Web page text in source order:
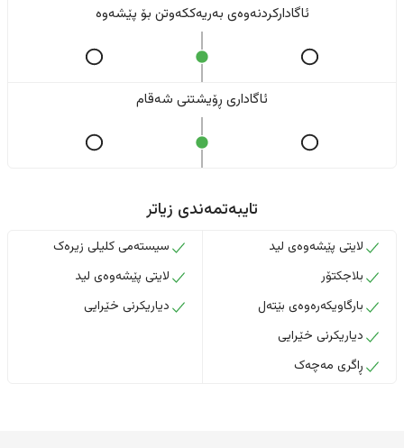
ئاگادارکردنەوەی بەریەککەوتن بۆ پێشەوە
ئاگاداری ڕۆیشتنی شەقام
تایبەتمەندی زیاتر
لایتی پێشەوەی لید
بلاجکتۆر
بارگاویکەرەوەی بێتەل
دیاریکرنی خێرایی
ڕاگری مەچەک
سیستەمی کلیلی زیرەک
لایتی پێشەوەی لید
دیاریکرنی خێرایی